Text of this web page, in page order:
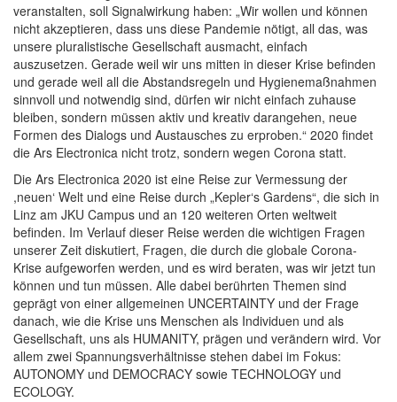
veranstalten, soll Signalwirkung haben: „Wir wollen und können
nicht akzeptieren, dass uns diese Pandemie nötigt, all das, was
unsere pluralistische Gesellschaft ausmacht, einfach
auszusetzen. Gerade weil wir uns mitten in dieser Krise befinden
und gerade weil all die Abstandsregeln und Hygienemaßnahmen
sinnvoll und notwendig sind, dürfen wir nicht einfach zuhause
bleiben, sondern müssen aktiv und kreativ darangehen, neue
Formen des Dialogs und Austausches zu erproben.“ 2020 findet
die Ars Electronica nicht trotz, sondern wegen Corona statt.
Die Ars Electronica 2020 ist eine Reise zur Vermessung der
,neuen‘ Welt und eine Reise durch „Kepler‘s Gardens“, die sich in
Linz am JKU Campus und an 120 weiteren Orten weltweit
befinden. Im Verlauf dieser Reise werden die wichtigen Fragen
unserer Zeit diskutiert, Fragen, die durch die globale Corona-
Krise aufgeworfen werden, und es wird beraten, was wir jetzt tun
können und tun müssen. Alle dabei berührten Themen sind
geprägt von einer allgemeinen UNCERTAINTY und der Frage
danach, wie die Krise uns Menschen als Individuen und als
Gesellschaft, uns als HUMANITY, prägen und verändern wird. Vor
allem zwei Spannungsverhältnisse stehen dabei im Fokus:
AUTONOMY und DEMOCRACY sowie TECHNOLOGY und
ECOLOGY.